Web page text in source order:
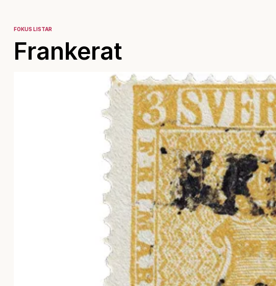
FOKUS LISTAR
Frankerat